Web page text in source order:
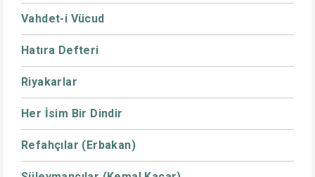
Vahdet-i Vücud
Hatıra Defteri
Riyakarlar
Her İsim Bir Dindir
Refahçılar (Erbakan)